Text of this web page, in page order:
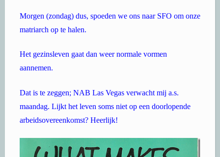
Morgen (zondag) dus, spoeden we ons naar SFO om onze
matriarch op te halen.
Het gezinsleven gaat dan weer normale vormen
aannemen.
Dat is te zeggen; NAB Las Vegas verwacht mij a.s.
maandag. Lijkt het leven soms niet op een doorlopende
arbeidsovereenkomst? Heerlijk!